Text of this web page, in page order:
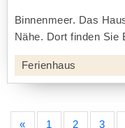
Binnenmeer. Das
Nähe. Dort finden Sie
Ferienhaus
« 1 2 3